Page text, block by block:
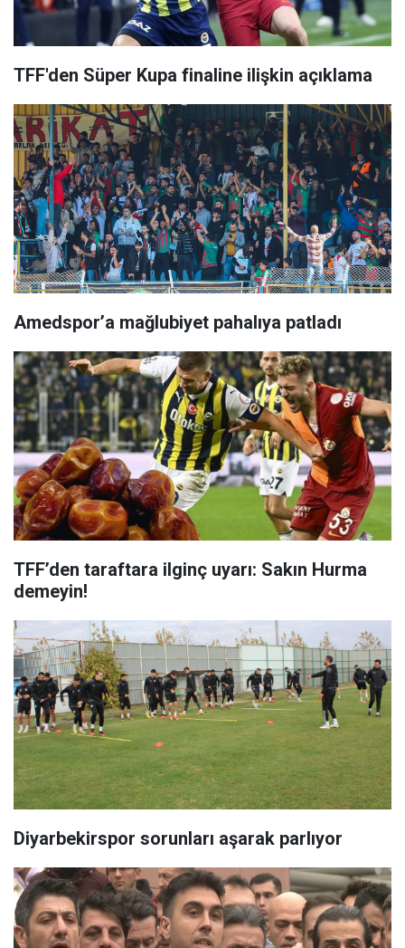
TFF'den Süper Kupa finaline ilişkin açıklama
Amedspor’a mağlubiyet pahalıya patladı
TFF’den taraftara ilginç uyarı: Sakın Hurma
demeyin!
Diyarbekirspor sorunları aşarak parlıyor